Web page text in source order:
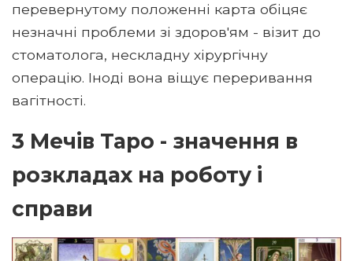
перевернутому положенні карта обіцяє
незначні проблеми зі здоров'ям - візит до
стоматолога, нескладну хірургічну
операцію. Іноді вона віщує переривання
вагітності.
3 Мечів Таро - значення в
розкладах на роботу і
справи